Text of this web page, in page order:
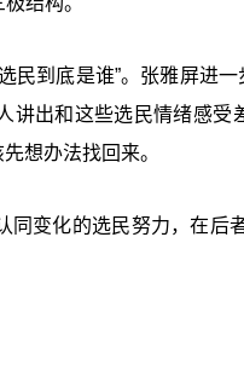
民到底是谁”。张雅屏进
讲出和这些选民情绪感
想办法找回来。
同变化的选民努力，在后